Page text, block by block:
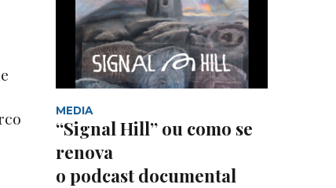
MEDIA
“Signal Hill” ou como se
renova
o podcast documental